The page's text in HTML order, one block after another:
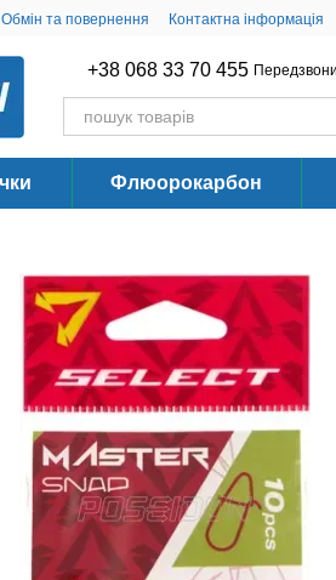
Обмін та повернення Контактна інформація
+38 068 33 70 455
Флюорокарбон